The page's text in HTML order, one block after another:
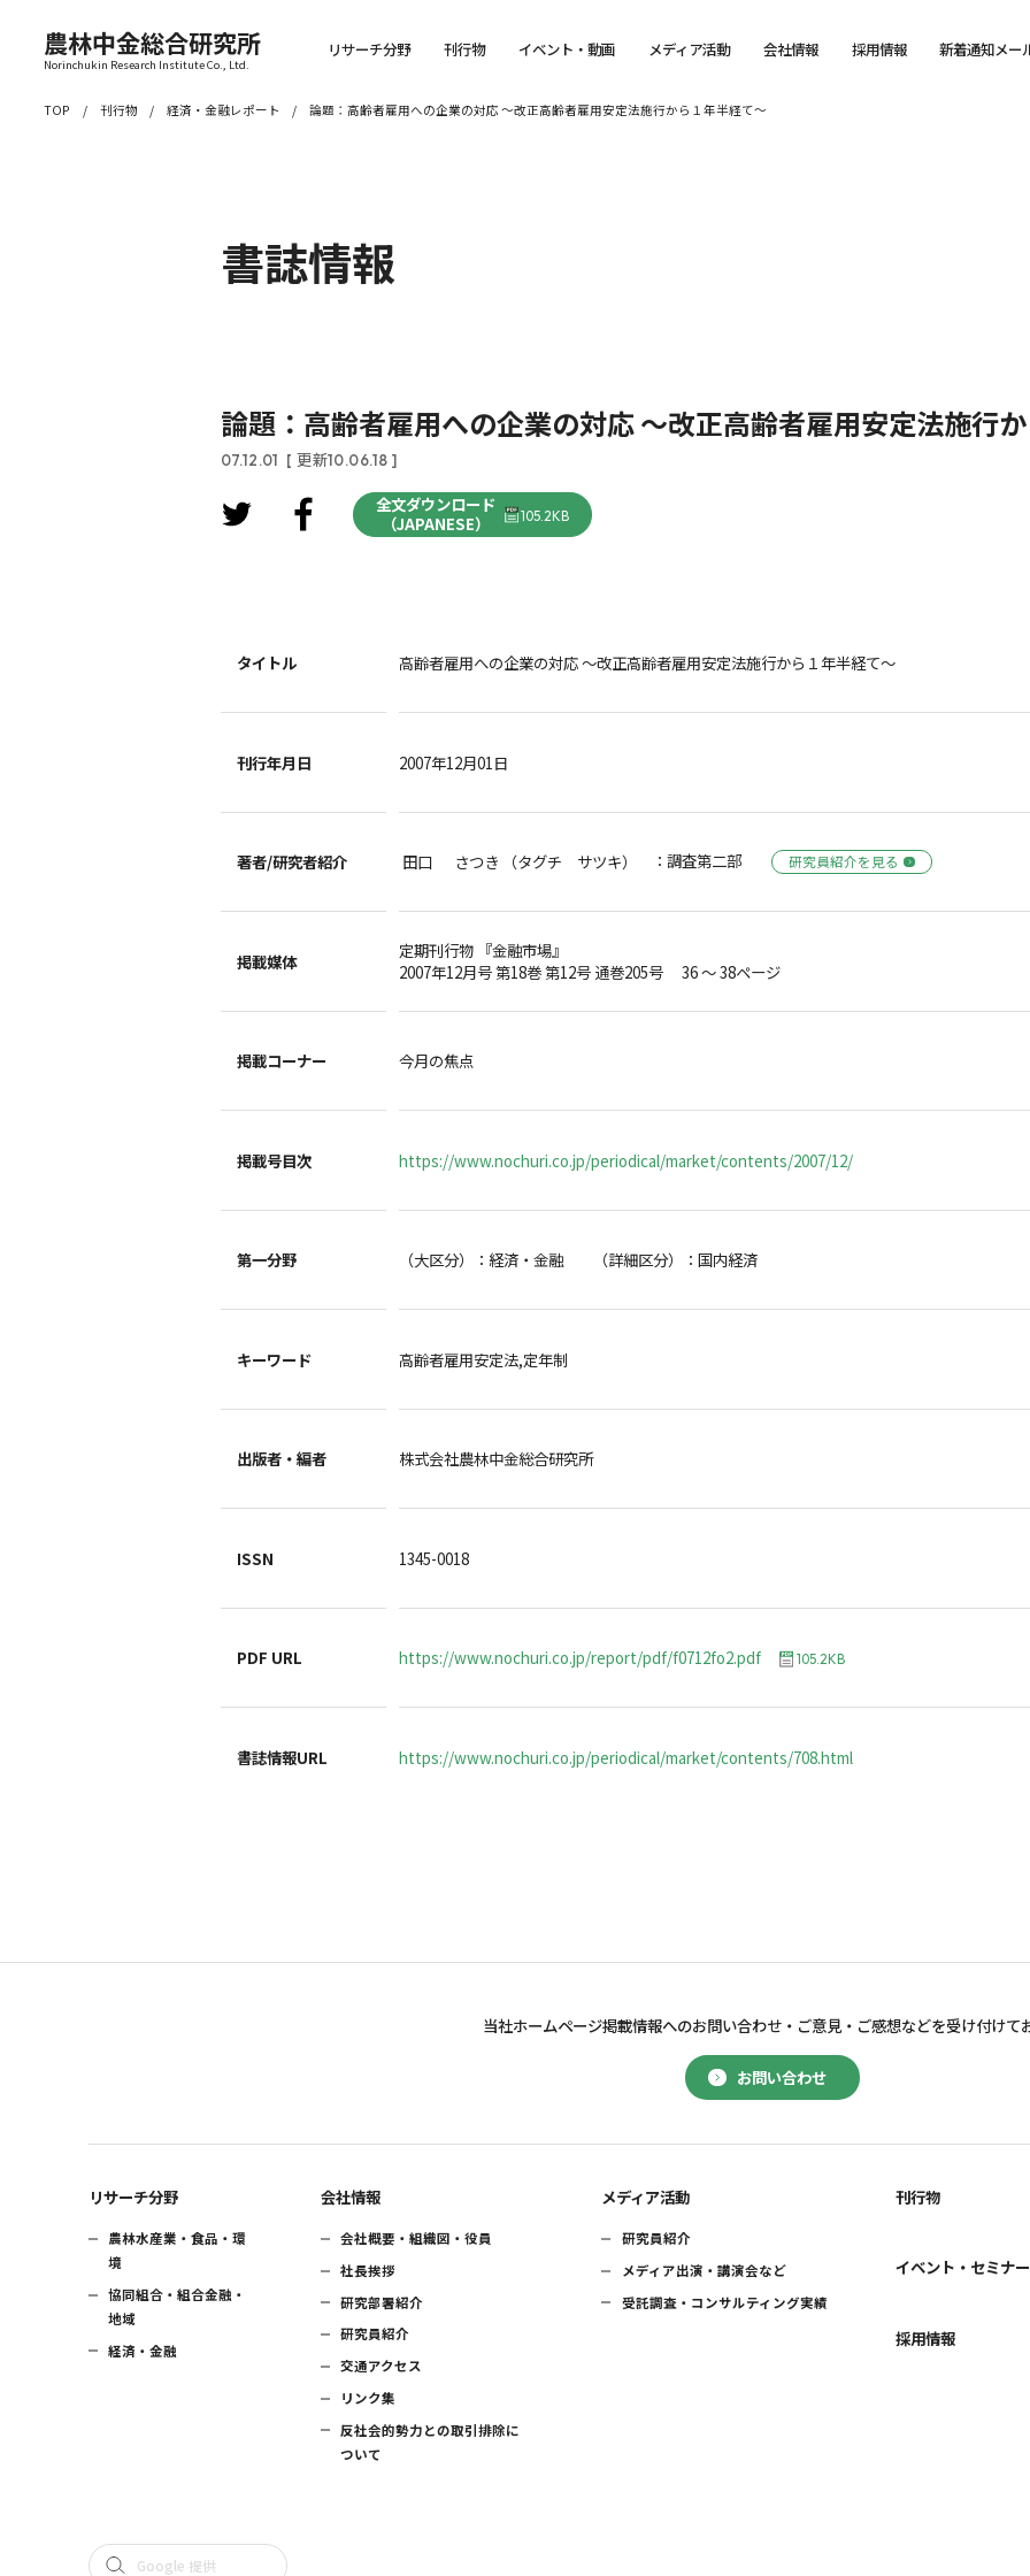
農林中金総合研究所
Norinchukin Research Institute Co., Ltd.
リサーチ分野 刊行物 イベント・動画 メディア活動 会社情報 採用情報 新着通知メー
TOP 刊行物 経済・金融レポート 論題：高齢者雇用への企業の対応 ～改正高齢者雇用安定法施行から１年半経て～
書誌情報
論題：高齢者雇用への企業の対応 ～改正高齢者雇用安定法施行
07.12.01 [ 更新10.06.18 ]
全文ダウンロード
（JAPANESE）
105.2KB
タイトル 高齢者雇用への企業の対応 ～改正高齢者雇用安定法施行から１年半経て～
刊行年月日 2007年12月01日
著者/研究者紹介 田口 さつき （タグチ サツキ） ：調査第二部 研究員紹介を見る
掲載媒体
定期刊行物 『金融市場』
2007年12月号 第18巻 第12号 通巻205号 36 ～ 38ページ
掲載コーナー 今月の焦点
掲載号目次 https://www.nochuri.co.jp/periodical/market/contents/2007/12/
第一分野 （大区分）：経済・金融 （詳細区分）：国内経済
キーワード 高齢者雇用安定法,定年制
出版者・編者 株式会社農林中金総合研究所
ISSN 1345-0018
PDF URL https://www.nochuri.co.jp/report/pdf/f0712fo2.pdf 105.2KB
書誌情報URL https://www.nochuri.co.jp/periodical/market/contents/708.html
お問い合わせ
当社ホームページ掲載情報へのお問い合わせ・ ご意見・ご感想などを受け付けて
リサーチ分野
農林水産業・食品・環
境
協同組合・組合金融・
地域
経済・金融
会社情報
会社概要・組織図・役員
社長挨拶
研究部署紹介
研究員紹介
交通アクセス
リンク集
反社会的勢力との取引排除に
ついて
メディア活動
研究員紹介
メディア出演・講演会など
受託調査・コンサルティング実績
刊行物
イベント・セミナー
採用情報